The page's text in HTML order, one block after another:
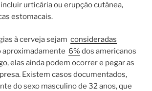
urticária ou erupção cutânea,
estomacais.
à cerveja sejam consideradas
aproximadamente 6% dos americanos
elas ainda podem ocorrer e pegar as
Existem casos documentados,
do sexo masculino de 32 anos, que